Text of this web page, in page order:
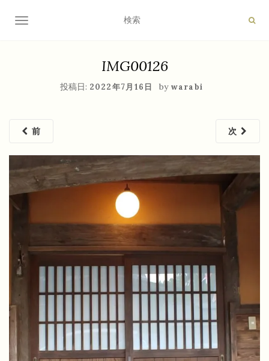
ナビゲーション切り替え
IMG00126
投稿日: 2022年7月16日 by warabi
前 次